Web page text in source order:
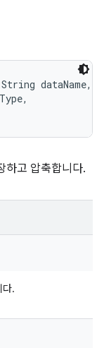
dataName,
하고 압축합니다.
다.